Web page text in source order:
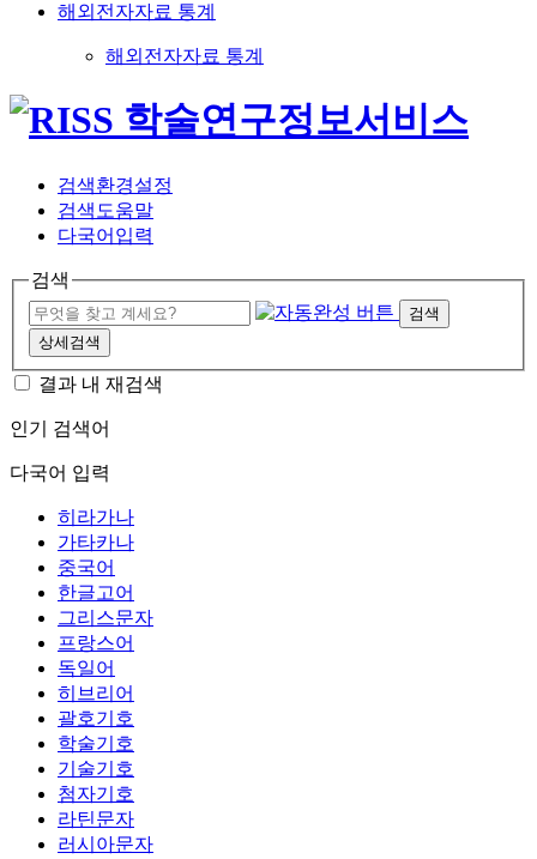
해외전자자료 통계
해외전자자료 통계
검색환경설정
검색도움말
다국어입력
검색
검색
상세검색
결과 내 재검색
인기 검색어
다국어 입력
히라가나
가타카나
중국어
한글고어
그리스문자
프랑스어
독일어
히브리어
괄호기호
학술기호
기술기호
첨자기호
라틴문자
러시아문자